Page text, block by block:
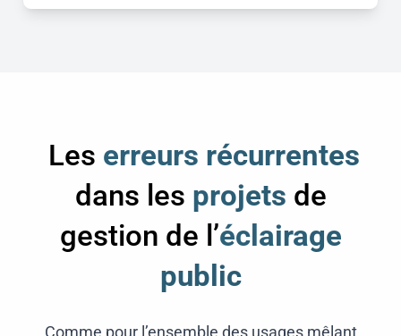
Les erreurs récurrentes
dans les projets de
gestion de l’éclairage
public